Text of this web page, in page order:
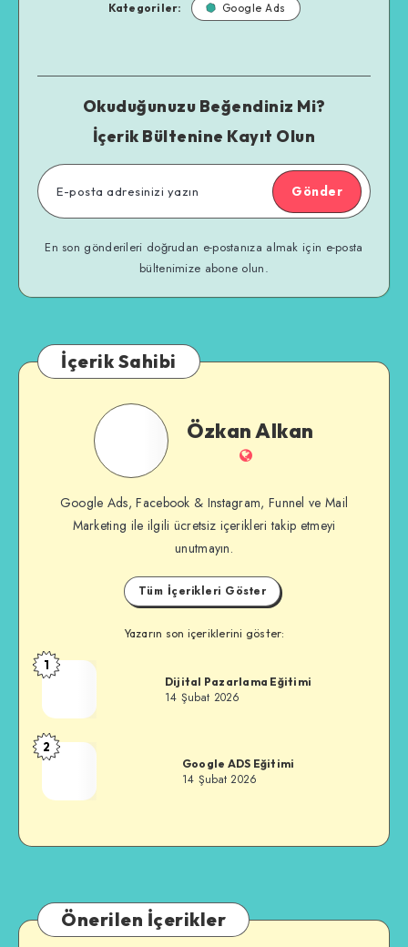
Kategoriler: Google Ads
Okuduğunuzu Beğendiniz Mi?
İçerik Bültenine Kayıt Olun
Gönder
En son gönderileri doğrudan e-postanıza almak için e-posta
bültenimize abone olun.
İçerik Sahibi
Özkan
Özkan Alkan
İnternet
Google Ads, Facebook & Instagram, Funnel ve Mail
Marketing ile ilgili ücretsiz içerikleri takip etmeyi
unutmayın.
Tüm İçerikleri Göster
Yazarın son içeriklerini göster:
Özkan
1
Dijital Pazarlama Eğitimi
14 Şubat 2026
Özkan
2
Google ADS Eğitimi
14 Şubat 2026
Önerilen İçerikler